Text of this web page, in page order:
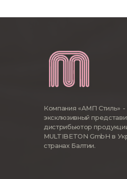
Компания «АМП Стиль»
эксклюзивный
дистрибьютор
MULTIBETON GmbH в
странах Балтии.